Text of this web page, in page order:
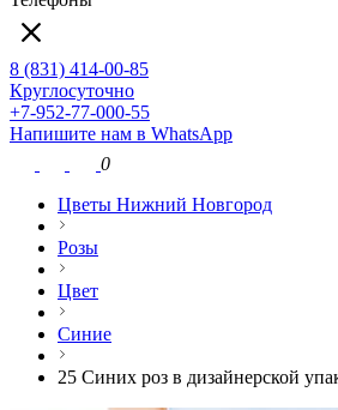
8 (831) 414-00-85
Круглосуточно
+7-952-77-000-55
Напишите нам в WhatsApp
0
Цветы Нижний Новгород
Розы
Цвет
Синие
25 Синих роз в дизайнерской